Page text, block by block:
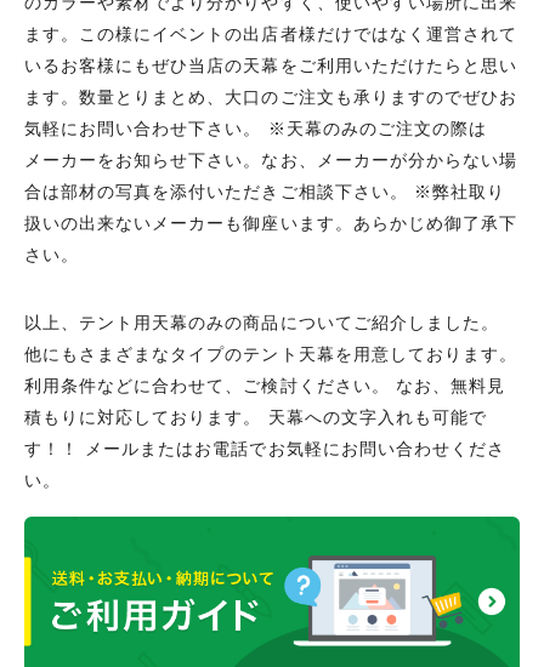
ます。この様にイベントの出店者様だけではなく運営されて
いるお客様にもぜひ当店の天幕をご利用いただけたらと思い
ます。数量とりまとめ、大口のご注文も承りますのでぜひお
気軽にお問い合わせ下さい。 ※天幕のみのご注文の際は
メーカーをお知らせ下さい。なお、メーカーが分からない場
合は部材の写真を添付いただきご相談下さい。 ※弊社取り
扱いの出来ないメーカーも御座います。あらかじめ御了承下
さい。
以上、テント用天幕のみの商品についてご紹介しました。
他にもさまざまなタイプのテント天幕を用意しております。
利用条件などに合わせて、ご検討ください。 なお、無料見
積もりに対応しております。 天幕への文字入れも可能で
す！！ メールまたはお電話でお気軽にお問い合わせくださ
い。